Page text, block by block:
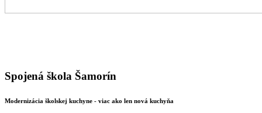
Spojená škola Šamorín
Modernizácia školskej kuchyne - viac ako len nová kuchyňa